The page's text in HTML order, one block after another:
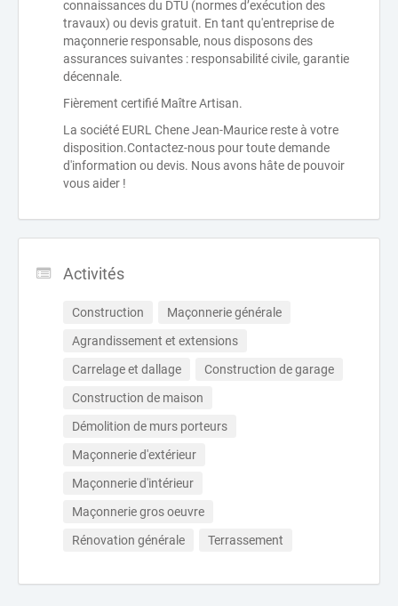
connaissances du DTU (normes d’exécution des
travaux) ou devis gratuit. En tant qu'entreprise de
maçonnerie responsable, nous disposons des
assurances suivantes : responsabilité civile, garantie
décennale.
Fièrement certifié Maître Artisan.
La société EURL Chene Jean-Maurice reste à votre
disposition.Contactez-nous pour toute demande
d'information ou devis. Nous avons hâte de pouvoir
vous aider !
Activités
Construction
Maçonnerie générale
Agrandissement et extensions
Carrelage et dallage
Construction de garage
Construction de maison
Démolition de murs porteurs
Maçonnerie d'extérieur
Maçonnerie d'intérieur
Maçonnerie gros oeuvre
Rénovation générale
Terrassement